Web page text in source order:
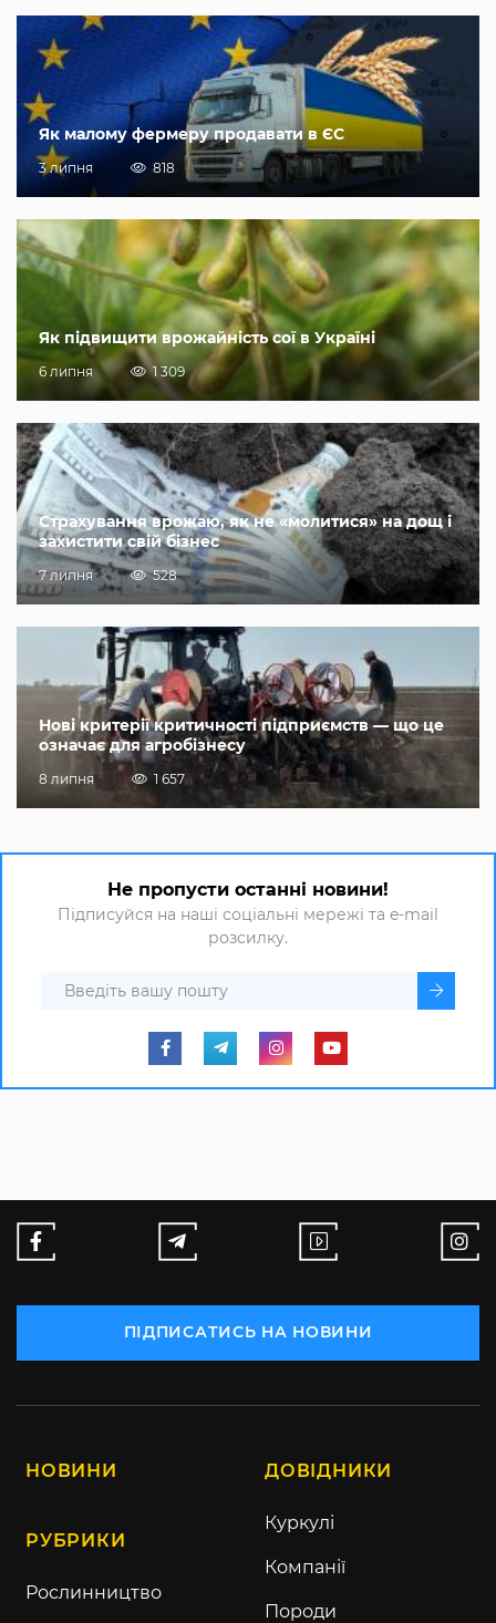
Як малому фермеру продавати в ЄС
3 липня 818
Як підвищити врожайність сої в Україні
6 липня 1 309
Страхування врожаю, як не «молитися» на дощ і
захистити свій бізнес
7 липня 528
Нові критерії критичності підприємств — що це
означає для агробізнесу
8 липня 1 657
Не пропусти останні новини!
Підписуйся на наші соціальні мережі та e-mail
розсилку.
ПІДПИСАТИСЬ НА НОВИНИ
НОВИНИ
РУБРИКИ
Рослинництво
ДОВІДНИКИ
Куркулі
Компанії
Породи